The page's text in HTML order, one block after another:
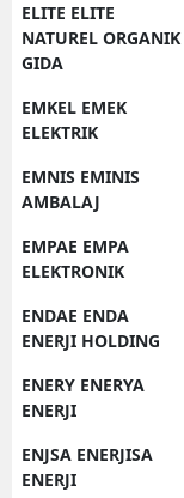
ELITE ELITE
NATUREL ORGANIK
GIDA
EMKEL EMEK
ELEKTRIK
EMNIS EMINIS
AMBALAJ
EMPAE EMPA
ELEKTRONIK
ENDAE ENDA
ENERJI HOLDING
ENERY ENERYA
ENERJI
ENJSA ENERJISA
ENERJI